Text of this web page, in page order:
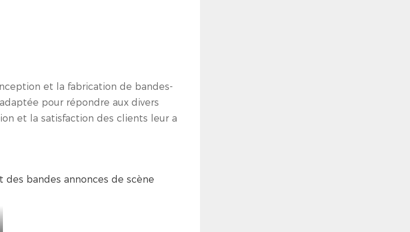
et la fabrication de bandes-
pour répondre aux divers
et la satisfaction des clients leur a